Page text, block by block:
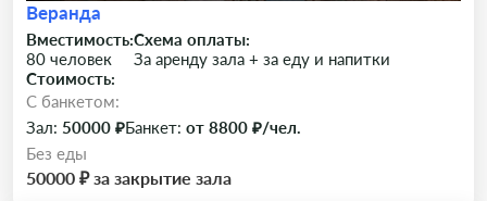
Веранда
Вместимость:
80 человек
Схема оплаты:
За аренду зала + за еду и напитки
Стоимость:
C банкетом:
Зал: 50000 ₽Банкет: от 8800 ₽/чел.
Без еды
50000 ₽ за закрытие зала